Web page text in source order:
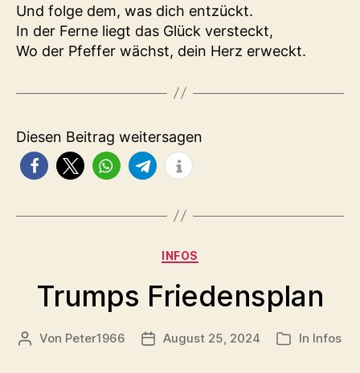
Und folge dem, was dich entzückt.
In der Ferne liegt das Glück versteckt,
Wo der Pfeffer wächst, dein Herz erweckt.
Diesen Beitrag weitersagen
Kategorien
INFOS
Trumps Friedensplan
Beitragsautor
Von Peter1966 Veröffentlichungsdatum
August 25, 2024 Kategorien
In Infos